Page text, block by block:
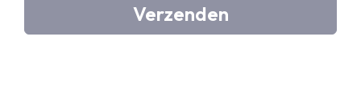
Verzenden